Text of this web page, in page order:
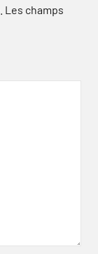
Les champs